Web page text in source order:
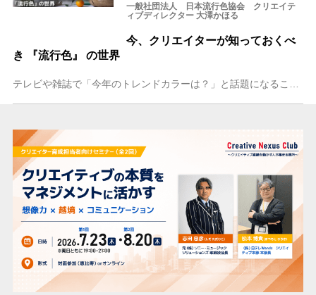
一般社団法人 日本流行色協会 クリエイテ
ィブディレクター 大澤かほる
今、クリエイターが知っておくべ
き 『流行色』 の世界